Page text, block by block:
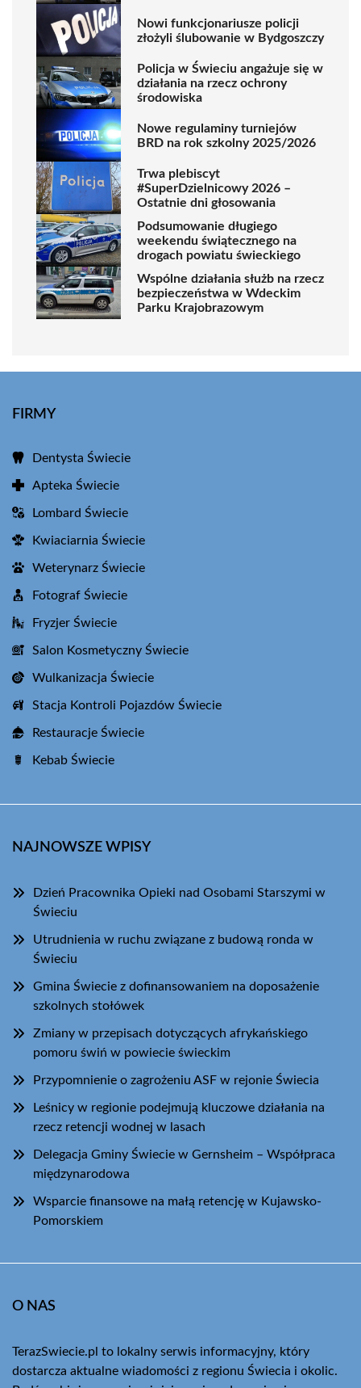
Nowi funkcjonariusze policji
złożyli ślubowanie w Bydgoszczy
Policja w Świeciu angażuje się w
działania na rzecz ochrony
środowiska
Nowe regulaminy turniejów
BRD na rok szkolny 2025/2026
Trwa plebiscyt
#SuperDzielnicowy 2026 –
Ostatnie dni głosowania
Podsumowanie długiego
weekendu świątecznego na
drogach powiatu świeckiego
Wspólne działania służb na rzecz
bezpieczeństwa w Wdeckim
Parku Krajobrazowym
FIRMY
Dentysta Świecie
Apteka Świecie
Lombard Świecie
Kwiaciarnia Świecie
Weterynarz Świecie
Fotograf Świecie
Fryzjer Świecie
Salon Kosmetyczny Świecie
Wulkanizacja Świecie
Stacja Kontroli Pojazdów Świecie
Restauracje Świecie
Kebab Świecie
NAJNOWSZE WPISY
Dzień Pracownika Opieki nad Osobami Starszymi w
Świeciu
Utrudnienia w ruchu związane z budową ronda w
Świeciu
Gmina Świecie z dofinansowaniem na doposażenie
szkolnych stołówek
Zmiany w przepisach dotyczących afrykańskiego
pomoru świń w powiecie świeckim
Przypomnienie o zagrożeniu ASF w rejonie Świecia
Leśnicy w regionie podejmują kluczowe działania na
rzecz retencji wodnej w lasach
Delegacja Gminy Świecie w Gernsheim – Współpraca
międzynarodowa
Wsparcie finansowe na małą retencję w Kujawsko-
Pomorskiem
O NAS
TerazSwiecie.pl to lokalny serwis informacyjny, który
dostarcza aktualne wiadomości z regionu Świecia i okolic.